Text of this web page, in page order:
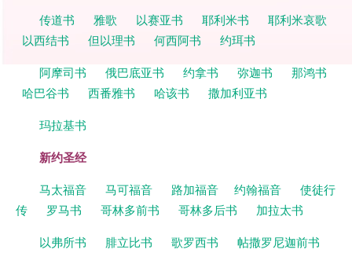
传道书
雅歌 以赛亚书 耶利米书
耶利米哀歌
以西结书
但以理书 何西阿书
约珥书
阿摩司书
俄巴底亚书 约拿书 弥迦书
那鸿书
哈巴谷书
西番雅书 哈该书
撒加利亚书
玛拉基书
新约圣经
马太福音 马可福音 路加福音 约翰福音
使徒行
传
罗马书 哥林多前书 哥林多后书
加拉太书
以弗所书
腓立比书 歌罗西书
帖撒罗尼迦前书